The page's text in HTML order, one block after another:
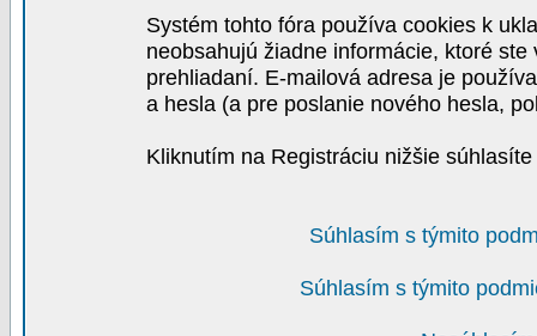
Systém tohto fóra používa cookies k
neobsahujú žiadne informácie, ktoré
prehliadaní. E-mailová adresa je
a hesla (a pre poslanie nového hesla,
Kliknutím na Registráciu nižšie
Súhlasím s týmito
Súhlasím s týmito